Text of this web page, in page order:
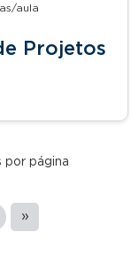
aula
Projetos
por página
»